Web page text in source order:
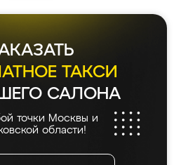
ТАКСИ
САЛОНА
точки Москвы и
области!